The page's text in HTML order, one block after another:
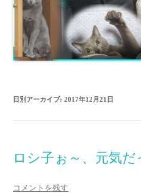
日別アーカイブ: 2017年12月21日
ロシ子ぉ～、元気
コメントを残す